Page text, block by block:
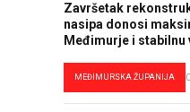
Završetak
nasipa donosi
Međimurje i
MEĐIMURSKA ŽUPANIJA